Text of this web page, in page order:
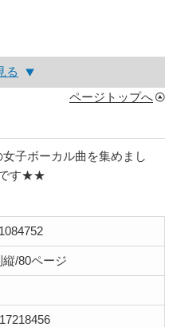
る
ページトップへ
子ボーカル曲を集めまし
です★★
/80ページ